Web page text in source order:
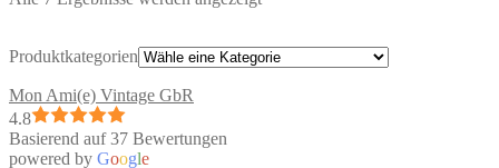
Produktkategorien
Mon Ami(e) Vintage GbR
4.8
Basierend auf 37 Bewertungen
powered by Google